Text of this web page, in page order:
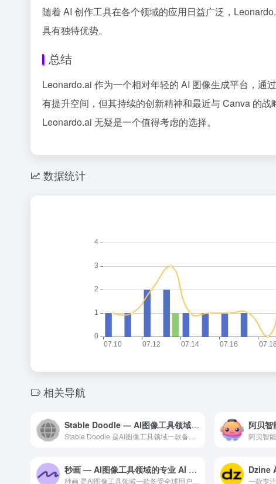
随着 AI 创作工具在各个领域的应用日益广泛，
具有独特优势。
总结
Leonardo.ai 作为一个相对年轻的 AI 图像生成平台，通
有提升空间，但其持续的创新精神和最近与 Canva 的
Leonardo.ai 无疑是一个值得考虑的选择。
数据统计
相关导航
Stable Doodle — AI图像工具领域的专业 AI 工具 阿贝智
秒画 — AI图像工具领域的专业 AI 工具 Dzine